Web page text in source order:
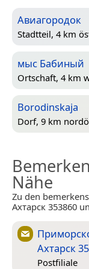
Авиагородок
Stadtteil, 4 km
мыс Бабиный
Ortschaft, 4 km
Borodinskaja
Dorf, 9 km
Nähe
Zu den
Ахтарск 353860
Ахтарск
Postfiliale